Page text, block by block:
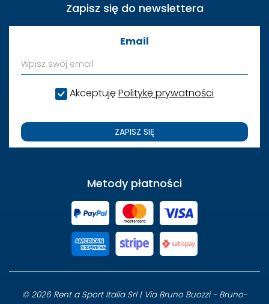
Zapisz się do newslettera
Email
AkceptujęPolitykę prywatności
ZAPISZ SIĘ
Metody płatności
© 2026 Rent a Sport Italia Srl | Via Bruno Buozzi - Bruno-